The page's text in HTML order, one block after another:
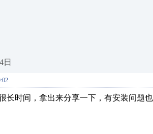
日
长时间，拿出来分享一下，有安装问题